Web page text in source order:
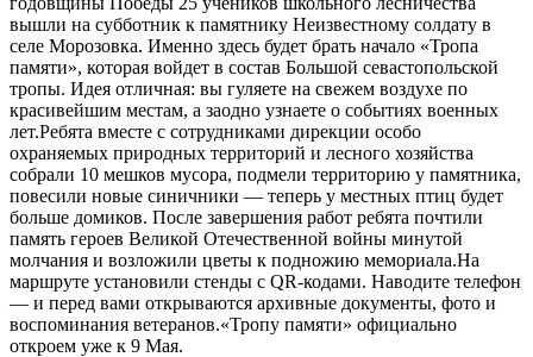
вышли на субботник к памятнику Неизвестному солдату в
селе Морозовка. Именно здесь будет брать начало «Тропа
памяти», которая войдет в состав Большой севастопольской
тропы. Идея отличная: вы гуляете на свежем воздухе по
красивейшим местам, а заодно узнаете о событиях военных
лет.Ребята вместе с сотрудниками дирекции особо
охраняемых природных территорий и лесного хозяйства
собрали 10 мешков мусора, подмели территорию у памятника,
повесили новые синичники — теперь у местных птиц будет
больше домиков. После завершения работ ребята почтили
память героев Великой Отечественной войны минутой
молчания и возложили цветы к подножию мемориала.На
маршруте установили стенды с QR-кодами. Наводите телефон
— и перед вами открываются архивные документы, фото и
воспоминания ветеранов.«Тропу памяти» официально
откроем уже к 9 Мая.